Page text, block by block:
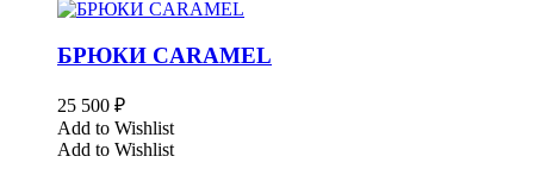
БРЮКИ CARAMEL
25 500 ₽
Add to Wishlist
Add to Wishlist